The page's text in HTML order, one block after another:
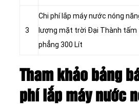
3
Chi phí lắp máy nước nóng
lượng mặt trời Đại Thành tấm
phẳng 300 Lít
Tham khảo bảng
phí lắp máy nước